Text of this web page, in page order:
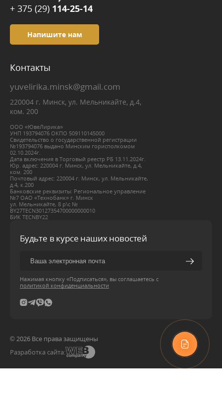
+ 375 (29) 114-25-14
Напишите нам
Контакты
yuvelirika.minsk@gmail.com
220004 г. Минск, ул. Мельникайте, д.4,
ком. 200
ООО «ЮвеЛирика»
УНП 193794076 ОКПО 509110145000
Свидетельство о государственной регистрации
№193794076 выдано Минским горисполкомом
02.10.2024г.
Дата включения в Торговый реестр РБ 13.11.2024г.
Юр. адрес: 220004 г. Минск, ул. Мельникайте, д.4,
ком. 200
Почтовый адрес: 220004 г. Минск, ул. Мельникайте,
д.4, к.200
Банковские реквизиты: Региональное управление
№7 ОАО «Технобанк» г. Минск
ул. Мельникайте, 8 р\с №
BY27ТЕСN30127354700000000010
БИК ТЕСNBY22
Будьте в курсе наших новостей
Нажимая кнопку «Подписаться», вы соглашаетесь с
политикой конфиденциальности
© 2026 Все права защищены
Разработка сайта: